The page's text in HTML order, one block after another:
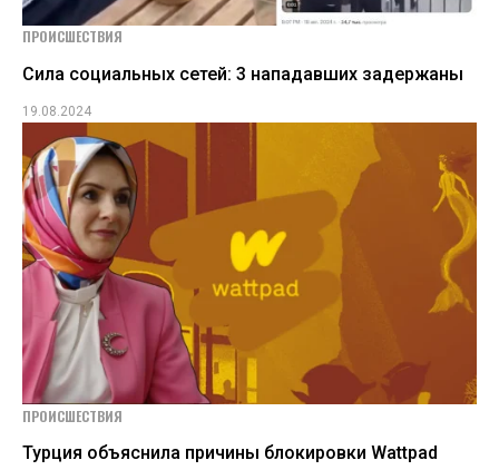
ПРОИСШЕСТВИЯ
Сила социальных сетей: 3 нападавших задержаны
19.08.2024
ПРОИСШЕСТВИЯ
Турция объяснила причины блокировки Wattpad